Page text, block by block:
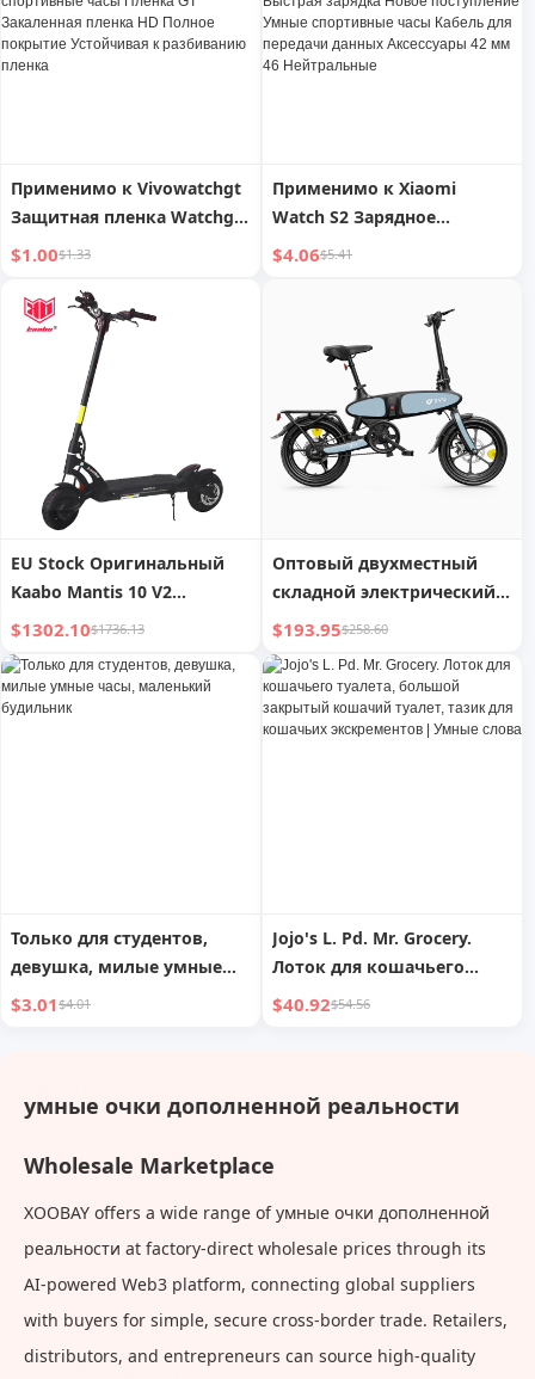
4 Женская Модная Версия
Удобный Сменный Браслет
Мужской
Применимо к Vivowatchgt
Защитная пленка Watchgt
Watch Film VivoWatch TPU
экрана Полное покрытие
Iqoo Умные спортивные
часы Пленка GT
Закаленная пленка HD
Полное покрытие
Устойчивая к разбиванию
пленка
$1.00$1.33
Применимо к Xiaomi
Watch S2 Зарядное
устройство Магнитная
Watchs2 Встроенный
зарядный кабель Быстрая
зарядка Новое
поступление Умные
спортивные часы Кабель
для передачи данных
Аксессуары 42 мм 46
$4.06$5.41
EU Stock Оригинальный
Kaabo Mantis 10 V2
Kickscooter 2000W
Двойной Двигатель для
Взрослых 60V 18.2ah
65km/h Скорость Умные
$1302.10$1736.13
Оптовый двухместный
складной электрический
велосипед 48v Stealth
Bomber City Bike с 3
скоростями, умные
электронные велосипеды
для литиевой батареи
$193.95$258.60
Только для студентов,
девушка, милые умные
часы, маленький
$3.01$4.01
Jojo's L. Pd. Mr. Grocery.
Лоток для кошачьего
туалета, большой
Умные слова
$40.92$54.56
умные очки дополненной реальности
Wholesale Marketplace
XOOBAY offers a wide range of умные очки дополненной
реальности at factory-direct wholesale prices through its
AI-powered Web3 platform, connecting global suppliers
with buyers for simple, secure cross-border trade. Retailers,
distributors, and entrepreneurs can source high-quality